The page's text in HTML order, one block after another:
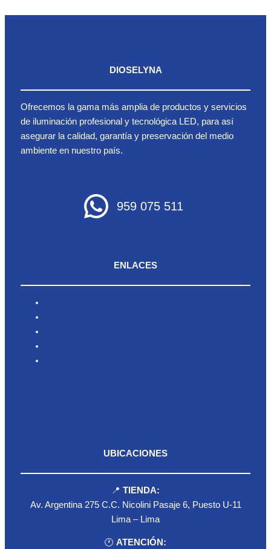
DIOSELYNA
Ofrecemos la gama más amplia de productos y servicios
de iluminación profesional y tecnológica LED, para así
asegurar la calidad, garantía y preservación del medio
ambiente en nuestro país.
959 075 511
ENLACES
UBICACIONES
📍 TIENDA:
Av. Argentina 275 C.C. Nicolini Pasaje 6, Puesto U-11
Lima – Lima
🕐 ATENCIÓN: